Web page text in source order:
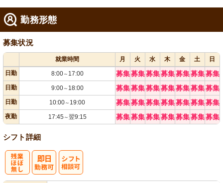
勤務形態
募集状況
就業時間 月 火 水 木 金 土
日
日勤
8:00～ 17:00 募集募集募集募集募集募集募集
日勤 9:00～ 18:00 募集募集募集募集募集募集募集
日勤 10:00～ 19:00 募集募集募集募集募集募集募集
夜勤 17:45 ～翌9:15 募集募集募集募集募集募集募集
シフト詳細